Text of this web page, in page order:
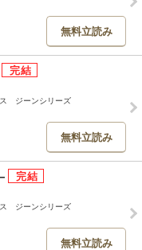
無料立読み
ス ジーンシリーズ
無料立読み
ス ジーンシリーズ
無料立読み